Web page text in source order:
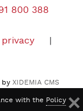
800 388
by XIDEMIA CMS
with the Policy